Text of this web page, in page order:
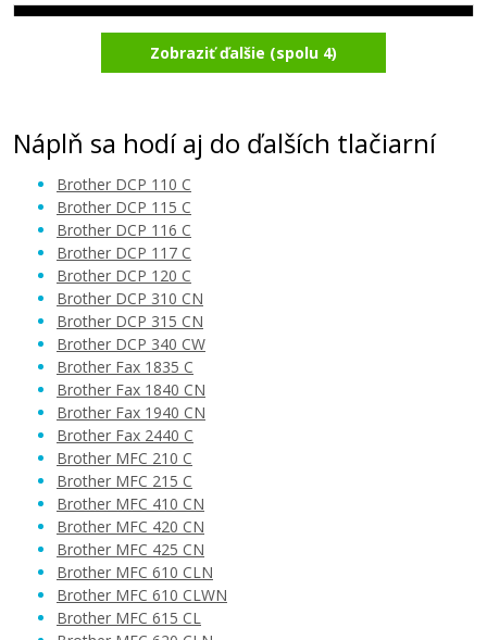
Kompatibilná náplň s Brother LC-900BK
(čierna)
Pridať do košíka
Sada kompatibilných náplní s Brother LC-
Súprava kompatibilných náplní
Zobraziť ďalšie (spolu 4)
Náplň sa hodí aj do ďalších tlačiarní
Brother DCP 110 C
Brother DCP 115 C
Brother DCP 116 C
Brother DCP 117 C
Brother DCP 120 C
Brother DCP 310 CN
Brother DCP 315 CN
Brother DCP 340 CW
Brother Fax 1835 C
Brother Fax 1840 CN
Brother Fax 1940 CN
Brother Fax 2440 C
Brother MFC 210 C
Brother MFC 215 C
Brother MFC 410 CN
Brother MFC 420 CN
Brother MFC 425 CN
Brother MFC 610 CLN
Brother MFC 610 CLWN
Brother MFC 615 CL